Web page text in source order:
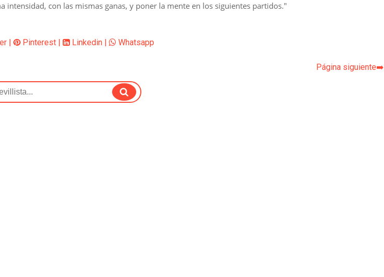
intensidad, con las mismas ganas, y poner la mente en los siguientes partidos."
| Pinterest | Linkedin | Whatsapp
Página siguiente➡️